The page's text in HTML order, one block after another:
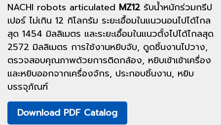
NACHI robots articulated MZ12 รับน้ำหนักร่วมกรีป
เปอร์ ไม่เกิน 12 กิโลกรัม ระยะเอื้อมในแนวนอนไปได้ไกล
สุด 1454 มิลลิเมตร และระยะเอื้อมในแนวตั้งไปได้ไกลสุด
2572 มิลลิเมตร การใช้งานหยิบจับ, ดูดชิ้นงานไปวาง,
ตรวจสอบคุณภาพด้วยการติดกล้อง, หยิบเข้าเข้าเครื่อง
และหยิบออกจากเครื่องจักร, ประกอบชิ้นงาน, หยิบ
บรรจุภัณฑ์
Download PDF Catalog